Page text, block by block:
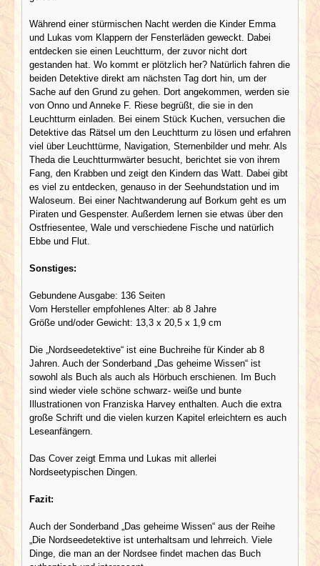
Während einer stürmischen Nacht werden die Kinder Emma
und Lukas vom Klappern der Fensterläden geweckt. Dabei
entdecken sie einen Leuchtturm, der zuvor nicht dort
gestanden hat. Wo kommt er plötzlich her? Natürlich fahren die
beiden Detektive direkt am nächsten Tag dort hin, um der
Sache auf den Grund zu gehen. Dort angekommen, werden sie
von Onno und Anneke F. Riese begrüßt, die sie in den
Leuchtturm einladen. Bei einem Stück Kuchen, versuchen die
Detektive das Rätsel um den Leuchtturm zu lösen und erfahren
viel über Leuchttürme, Navigation, Sternenbilder und mehr. Als
Theda die Leuchtturmwärter besucht, berichtet sie von ihrem
Fang, den Krabben und zeigt den Kindern das Watt. Dabei gibt
es viel zu entdecken, genauso in der Seehundstation und im
Waloseum. Bei einer Nachtwanderung auf Borkum geht es um
Piraten und Gespenster. Außerdem lernen sie etwas über den
Ostfriesentee, Wale und verschiedene Fische und natürlich
Ebbe und Flut.
Sonstiges:
Gebundene Ausgabe: 136 Seiten
Vom Hersteller empfohlenes Alter: ab 8 Jahre
Größe und/oder Gewicht: 13,3 x 20,5 x 1,9 cm
Die „Nordseedetektive“ ist eine Buchreihe für Kinder ab 8
Jahren. Auch der Sonderband „Das geheime Wissen“ ist
sowohl als Buch als auch als Hörbuch erschienen. Im Buch
sind wieder viele schöne schwarz- weiße und bunte
Illustrationen von Franziska Harvey enthalten. Auch die extra
große Schrift und die vielen kurzen Kapitel erleichtern es auch
Leseanfängern.
Das Cover zeigt Emma und Lukas mit allerlei
Nordseetypischen Dingen.
Fazit:
Auch der Sonderband „Das geheime Wissen“ aus der Reihe
„Die Nordseedetektive ist unterhaltsam und lehrreich. Viele
Dinge, die man an der Nordsee findet machen das Buch